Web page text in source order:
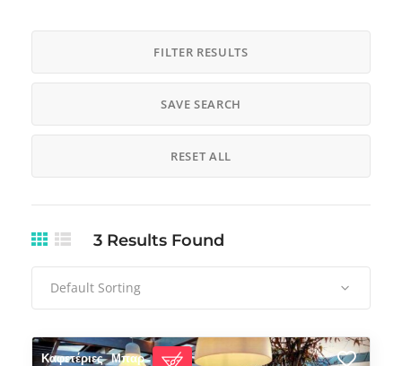
FILTER RESULTS
SAVE SEARCH
RESET ALL
3 Results Found
Default Sorting
Καφετέριες Μπαρ